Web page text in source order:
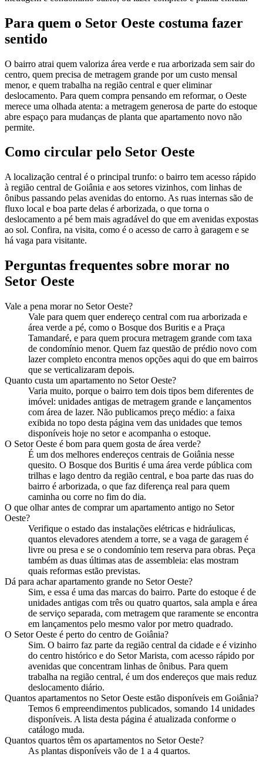
Para quem o Setor Oeste costuma fazer
sentido
O bairro atrai quem valoriza área verde e rua arborizada sem sair do
centro, quem precisa de metragem grande por um custo mensal
menor, e quem trabalha na região central e quer eliminar
deslocamento. Para quem compra pensando em reformar, o Oeste
merece uma olhada atenta: a metragem generosa de parte do estoque
abre espaço para mudanças de planta que apartamento novo não
permite.
Como circular pelo Setor Oeste
A localização central é o principal trunfo: o bairro tem acesso rápido
à região central de Goiânia e aos setores vizinhos, com linhas de
ônibus passando pelas avenidas do entorno. As ruas internas são de
fluxo local e boa parte delas é arborizada, o que torna o
deslocamento a pé bem mais agradável do que em avenidas expostas
ao sol. Confira, na visita, como é o acesso de carro à garagem e se
há vaga para visitante.
Perguntas frequentes sobre morar no
Setor Oeste
Vale a pena morar no Setor Oeste?
Vale para quem quer endereço central com rua arborizada e
área verde a pé, como o Bosque dos Buritis e a Praça
Tamandaré, e para quem procura metragem grande com taxa
de condomínio menor. Quem faz questão de prédio novo com
lazer completo encontra menos opções aqui do que em bairros
que se verticalizaram depois.
Quanto custa um apartamento no Setor Oeste?
Varia muito, porque o bairro tem dois tipos bem diferentes de
imóvel: unidades antigas de metragem grande e lançamentos
com área de lazer. Não publicamos preço médio: a faixa
exibida no topo desta página vem das unidades que temos
disponíveis hoje no setor e acompanha o estoque.
O Setor Oeste é bom para quem gosta de área verde?
É um dos melhores endereços centrais de Goiânia nesse
quesito. O Bosque dos Buritis é uma área verde pública com
trilhas e lago dentro da região central, e boa parte das ruas do
bairro é arborizada, o que faz diferença real para quem
caminha ou corre no fim do dia.
O que olhar antes de comprar um apartamento antigo no Setor
Oeste?
Verifique o estado das instalações elétricas e hidráulicas,
quantos elevadores atendem a torre, se a vaga de garagem é
livre ou presa e se o condomínio tem reserva para obras. Peça
também as duas últimas atas de assembleia: elas mostram
quais reformas estão previstas.
Dá para achar apartamento grande no Setor Oeste?
Sim, e essa é uma das marcas do bairro. Parte do estoque é de
unidades antigas com três ou quatro quartos, sala ampla e área
de serviço separada, com metragem que raramente se encontra
em lançamentos pelo mesmo valor por metro quadrado.
O Setor Oeste é perto do centro de Goiânia?
Sim. O bairro faz parte da região central da cidade e é vizinho
do centro histórico e do Setor Marista, com acesso rápido por
avenidas que concentram linhas de ônibus. Para quem
trabalha na região central, é um dos endereços que mais reduz
deslocamento diário.
Quantos apartamentos no Setor Oeste estão disponíveis em Goiânia?
Temos 6 empreendimentos publicados, somando 14 unidades
disponíveis. A lista desta página é atualizada conforme o
catálogo muda.
Quantos quartos têm os apartamentos no Setor Oeste?
As plantas disponíveis vão de 1 a 4 quartos.